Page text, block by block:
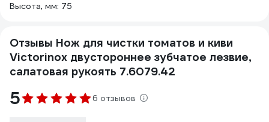
Высота, мм: 75
Отзывы Нож для чистки томатов и киви
Victorinox двустороннее зубчатое лезвие,
салатовая рукоять 7.6079.42
5 6 отзывов